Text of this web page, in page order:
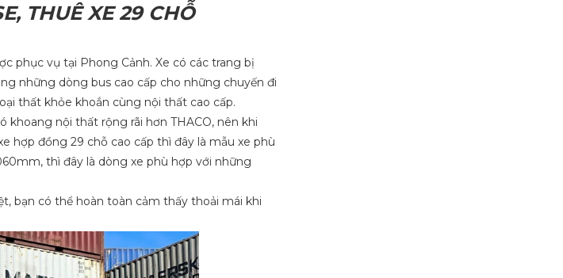
THUÊ XE 29 CHỖ
phục vụ tại Phong Cảnh. Xe có các trang bị
những dòng bus cao cấp cho những chuyến đi
thất khỏe khoắn cùng nội thất cao cấp.
khoang nội thất rộng rãi hơn THACO, nên khi
hợp đồng 29 chỗ cao cấp thì đây là mẫu xe phù
thì đây là dòng xe phù hợp với những
bạn có thể hoàn toàn cảm thấy thoải mái khi